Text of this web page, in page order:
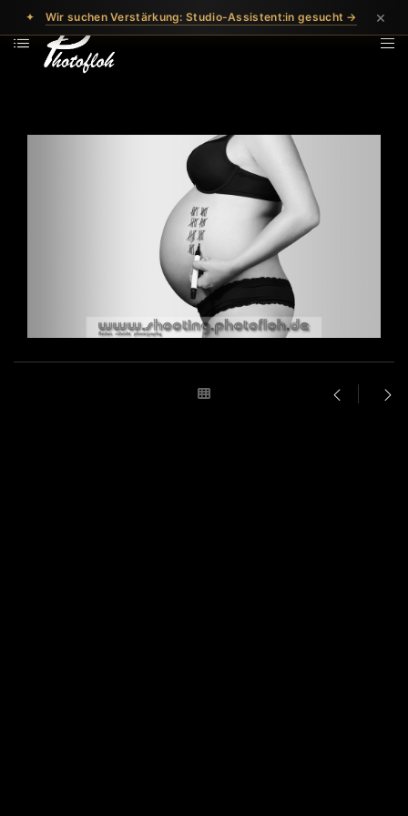
✦ Wir suchen Verstärkung: Studio-Assistent:in gesucht → ×